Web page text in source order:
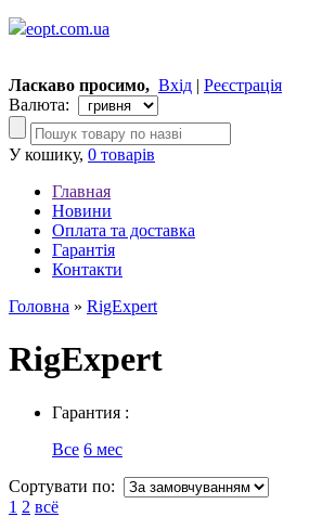
eopt.com.ua
Ласкаво просимо, Вхід | Реєстрація
Валюта:
У кошику, 0 товарів
Главная
Новини
Оплата та доставка
Гарантія
Контакти
Головна » RigExpert
RigExpert
Гарантия :
Все 6 мес
Сортувати по:
1 2 всё